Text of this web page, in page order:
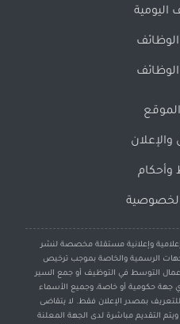
اليومية
والإعلان
وإعلانية مستقلة مخصصة لنشر
الرسمية والخاصة بموجب ترخيص
التوسط في التوظيف أو جمع السير
أي جهة حكومية أو خاصة، وجميع الأسماء
بمصدر الإعلان فقط. لا يتقاضى
التقديم مباشرة لدى الجهة المعلنة